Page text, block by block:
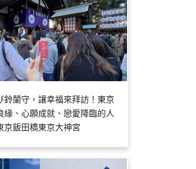
鈴蘭守，讓幸福來拜訪！東京
緣、心願成就、戀愛降臨的人
京飯田橋東京大神宮